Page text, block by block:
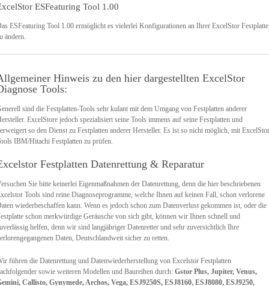
ESFeaturing Tool 1.00
ESFeaturing Tool 1.00 ermöglicht es vielerlei Konfigurationen an Ihrer ExcelStor Festplatte
ändern.
Hinweis zu den hier dargestellten ExcelStor
Tools:
sind die Festplatten-Tools sehr kulant mit dem Umgang von Festplatten anderer
ExcelStore jedoch spezialisiert seine Tools immens auf seine Festplatten und
so den Dienst zu Festplatten anderer Hersteller. Es ist so nicht möglich, mit ExcelStor
IBM/Hitachi Festplatten zu prüfen.
Festplatten Datenrettung & Reparatur
Sie bitte keinerlei Eigenmaßnahmen der Datenrettung, denn die hier beschriebenen
Tools sind reine Diagnoseprogramme, welche Ihnen auf keinen Fall, schon verlorene
wiederbeschaffen kann. Wenn es jedoch schon zum Datenverlust gekommen ist, oder die
schon merkwürdige Geräusche von sich gibt, können wir Ihnen schnell und
helfen, denn wir sind langjähriger Datenretter und sehr zuversichtlich Ihre
Daten, Deutschlandweit sicher zu retten.
führen die Datenrettung und Datenwiederherstellung von Excelstor Festplatten
sowie weiteren Modellen und Baureihen durch: Gstor Plus, Jupiter, Venus,
Callisto, Gynymede, Archos, Vega, ESJ9250S, ESJ8160, ESJ8080, ESJ9250,